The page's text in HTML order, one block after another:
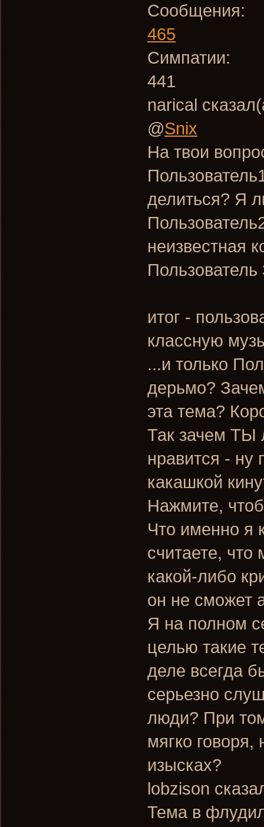
Сообщения:
465
Симпатии:
441
narical
@Snix
На твои
делиться? Я
неизвестная
итог -
классную
...и только
дерьмо?
эта тема?
Так зачем ТЫ
нравится - ну
какашкой
Нажмите,
Что именно я
считаете, что
какой-либо
он не сможет
Я на полном
целью такие
деле всегда
серьезно
люди? При
мягко
изысках?
lobzison
Тема в